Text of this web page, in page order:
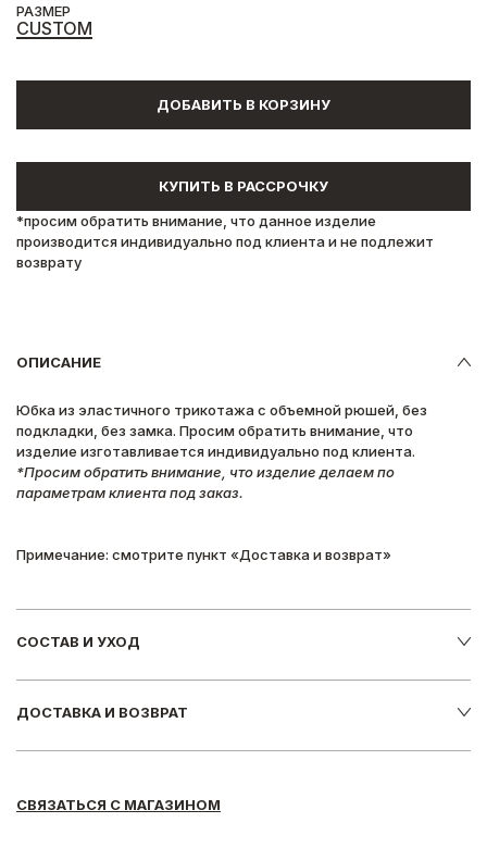
ДОБАВИТЬ В КОРЗИНУ
КУПИТЬ В РАССРОЧКУ
*просим обратить внимание, что данное изделие
производится индивидуально под клиента и не подлежит
возврату
РАЗМЕР
CUSTOM
ОПИСАНИЕ
Юбка из эластичного трикотажа с объемной рюшей, без
подкладки, без замка. Просим обратить внимание, что
изделие изготавливается индивидуально под клиента.
*Просим обратить внимание, что изделие делаем по
параметрам клиента под заказ.
Примечание: смотрите пункт «Доставка и возврат»
СОСТАВ И УХОД
ДОСТАВКА И ВОЗВРАТ
СВЯЗАТЬСЯ С МАГАЗИНОМ